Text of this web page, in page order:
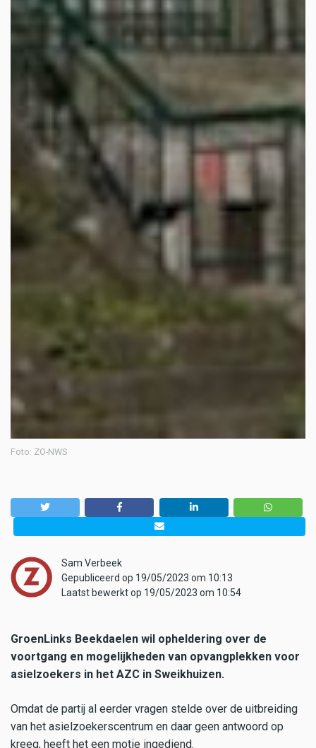
Foto: ZO-NWS
Sam Verbeek
Gepubliceerd op 19/05/2023 om 10:13
Laatst bewerkt op 19/05/2023 om 10:54
GroenLinks Beekdaelen wil opheldering over de
voortgang en mogelijkheden van opvangplekken voor
asielzoekers in het AZC in Sweikhuizen.
Omdat de partij al eerder vragen stelde over de uitbreiding
van het asielzoekerscentrum en daar geen antwoord op
kreeg, heeft het een motie ingediend.